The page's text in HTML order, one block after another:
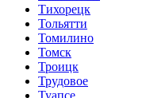
Тихорецк
Тольятти
Томилино
Томск
Троицк
Трудовое
Туапсе